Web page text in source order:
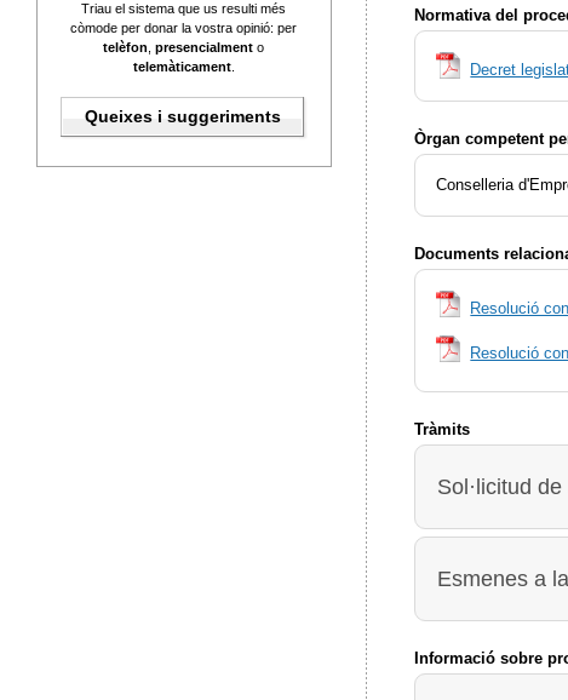
Normativa del
Decret
Òrgan competent
Conselleria
Documents
Resolució
Resolució
Tràmits
Sol·licitud
Esmenes a
Informació sobre
Triau el sistema que us resulti més
còmode per donar la vostra opinió: per
telèfon ,presencialment o
telemàticament.
Queixes i suggeriments